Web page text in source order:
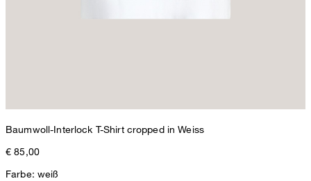
Baumwoll-Interlock T-Shirt cropped in Weiss
€ 85,00
Farbe: weiß